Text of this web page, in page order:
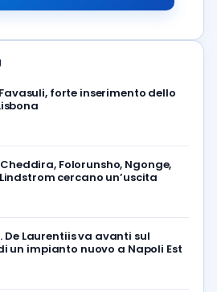
Favasuli, forte inserimento dello
Cheddira, Folorunsho, Ngonge,
cercano un’uscita
De Laurentiis va avanti sul
un impianto nuovo a Napoli Est